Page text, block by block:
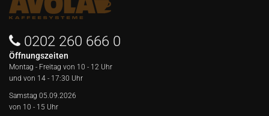
0202 260 666 0
Öffnungszeiten
Montag - Freitag von 10 - 12 Uhr
und von 14 - 17:30 Uhr
Samstag 05.09.2026
von 10 - 15 Uhr